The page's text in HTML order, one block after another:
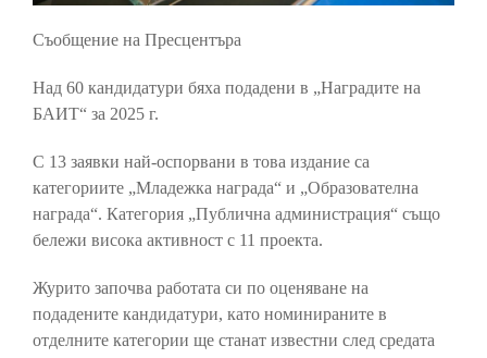
Съобщение на Пресцентъра
Над 60 кандидатури бяха подадени в „Наградите на
БАИТ“ за 2025 г.
С 13 заявки най-оспорвани в това издание са
категориите „Младежка награда“ и „Образователна
награда“. Категория „Публична администрация“ също
бележи висока активност с 11 проекта.
Журито започва работата си по оценяване на
подадените кандидатури, като номинираните в
отделните категории ще станат известни след средата